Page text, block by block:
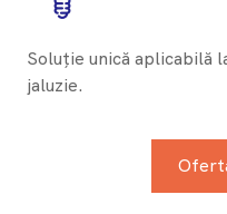
Soluție unică aplicabilă
jaluzie.